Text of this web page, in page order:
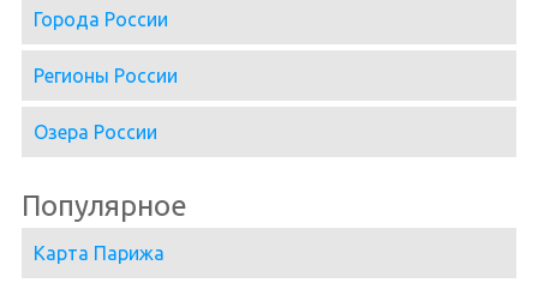
Города России
Регионы России
Озера России
Популярное
Карта Парижа